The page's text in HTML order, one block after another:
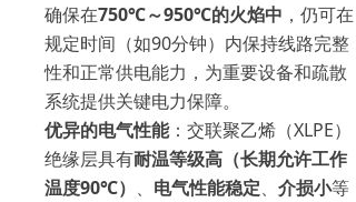
确保在750℃～950℃的火焰中 ，仍可在
规定时间（如90分钟）内保持线路完整
性和正常供电能力，为重要设备和疏散
系统提供关键电力保障。
优异的电气性能：交联聚乙烯（XLPE）
绝缘层具有耐温等级高（长期允许工作
温度90℃） 、 电气性能稳定、 介损小等